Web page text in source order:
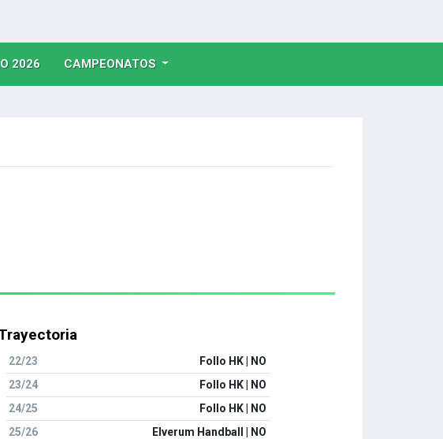
2026(CURRENT)
CAMPEONATOS
22/23
Follo HK | NO
23/24
Follo HK | NO
24/25
Follo HK | NO
25/26
Elverum Handball | NO